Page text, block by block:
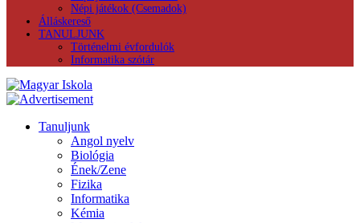
Népi játékok (Csemadok)
Álláskereső
TANULJUNK
Történelmi évfordulók
Informatika szótár
Tanuljunk
Angol nyelv
Biológia
Ének/Zene
Fizika
Informatika
Kémia